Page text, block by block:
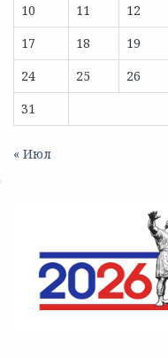
10
11 12
17
18 19
24
25 26
31
« Июл